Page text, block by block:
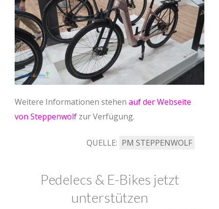
Weitere Informationen stehen auf der Webseite
von Steppenwolf zur Verfügung.
QUELLE: PM STEPPENWOLF
Pedelecs & E-Bikes jetzt
unterstützen